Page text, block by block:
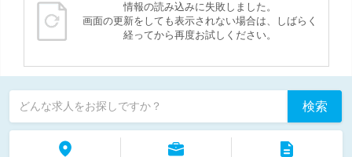
情報の読み込みに失敗しました。
画面の更新をしても表示されない場合は、しばらく
経ってから再度お試しください。
どんな求人をお探しですか？ 検索